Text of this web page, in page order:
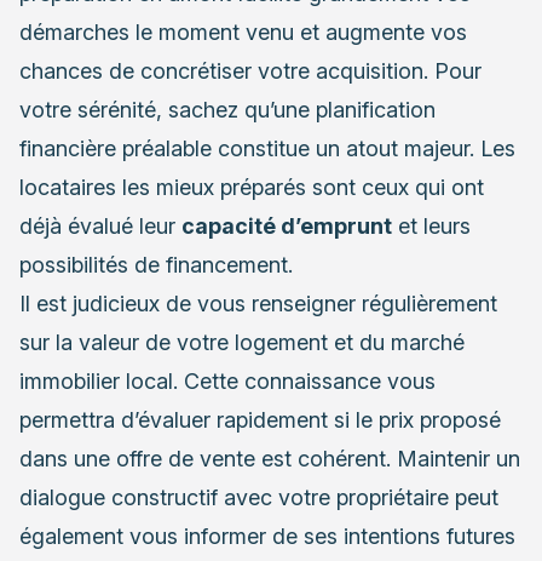
démarches le moment venu et augmente vos
chances de concrétiser votre acquisition. Pour
votre sérénité, sachez qu’une planification
financière préalable constitue un atout majeur. Les
locataires les mieux préparés sont ceux qui ont
déjà évalué leur capacité d’emprunt et leurs
possibilités de financement.
Il est judicieux de vous renseigner régulièrement
sur la valeur de votre logement et du marché
immobilier local. Cette connaissance vous
permettra d’évaluer rapidement si le prix proposé
dans une offre de vente est cohérent. Maintenir un
dialogue constructif avec votre propriétaire peut
également vous informer de ses intentions futures